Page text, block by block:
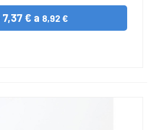
7,37 € a 8,92 €